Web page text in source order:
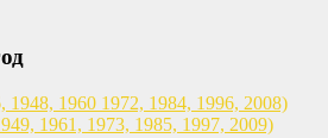
1948, 1960 1972, 1984, 1996, 2008)
1961, 1973, 1985, 1997, 2009)